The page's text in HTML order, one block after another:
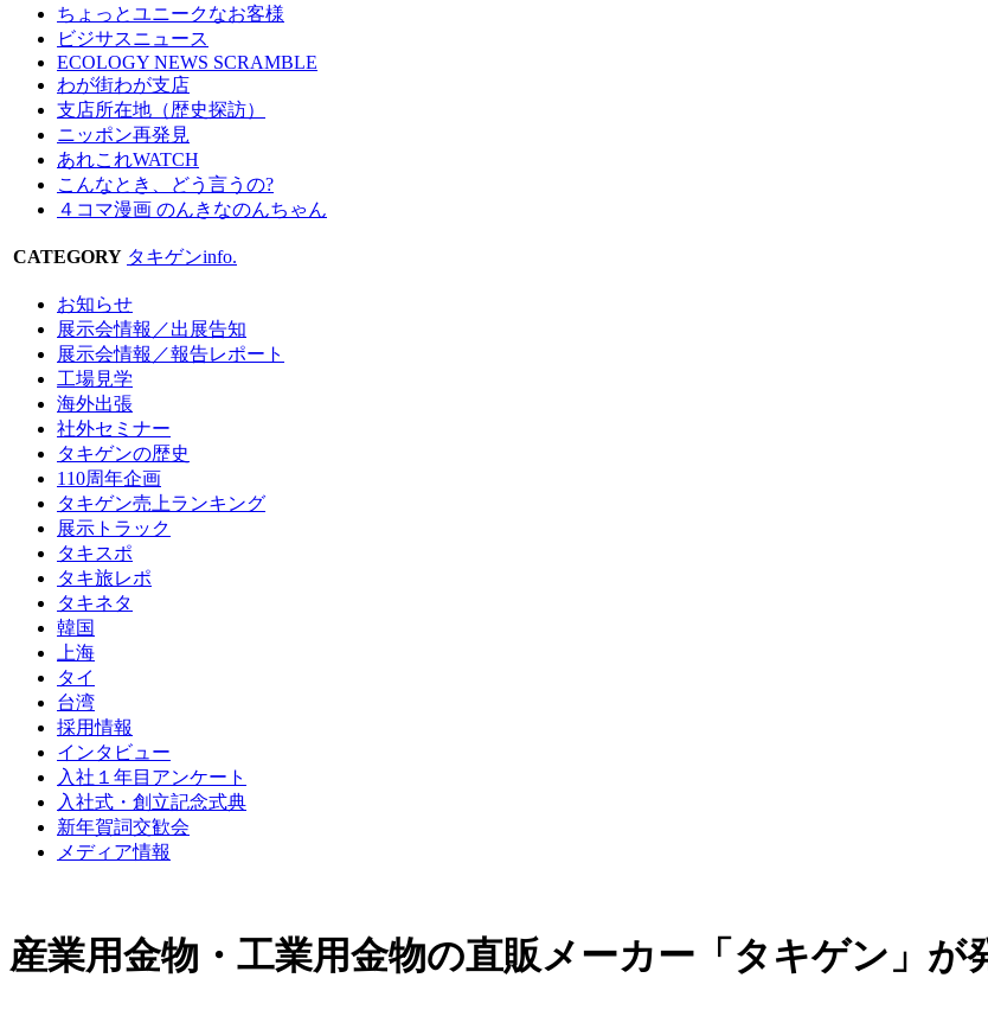
ちょっとユニークなお客様
ビジサスニュース
ECOLOGY NEWS SCRAMBLE
わが街わが支店
支店所在地（歴史探訪）
ニッポン再発見
あれこれWATCH
こんなとき、どう言うの?
４コマ漫画 のんきなのんちゃん
CATEGORY タキゲンinfo.
お知らせ
展示会情報／出展告知
展示会情報／報告レポート
工場見学
海外出張
社外セミナー
タキゲンの歴史
110周年企画
タキゲン売上ランキング
展示トラック
タキスポ
タキ旅レポ
タキネタ
韓国
上海
タイ
台湾
採用情報
インタビュー
入社１年目アンケート
入社式・創立記念式典
新年賀詞交歓会
メディア情報
産業用金物・工業用金物の直販メーカー「タキゲン」が